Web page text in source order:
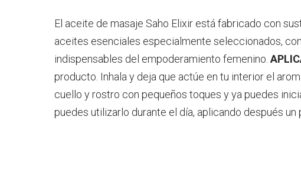
El aceite de masaje Saho Elixir está fabricado con
aceites esenciales especialmente seleccionados,
indispensables del empoderamiento femenino.
producto. Inhala y deja que actúe en tu interior el
cuello y rostro con pequeños toques y ya puedes
puedes utilizarlo durante el día, aplicando después un